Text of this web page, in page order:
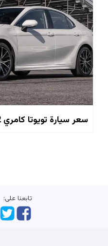
سعر سيارة تويوتا كامري 2022 في سلطنة عُمان
تابعنا على: